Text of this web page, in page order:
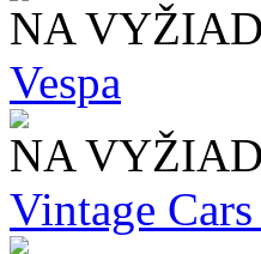
NA
Vespa
NA
Vintage